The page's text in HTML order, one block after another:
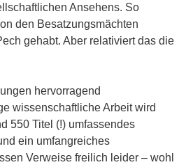
Ansehens. So
den Besatzungsmächten
gehabt. Aber relativiert das die
hervorragend
wissenschaftliche Arbeit wird
550 Titel (!) umfassendes
ein umfangreiches
Verweise freilich leider – wohl